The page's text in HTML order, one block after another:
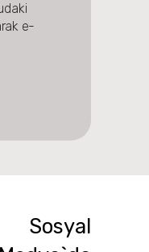
e-
Sosyal